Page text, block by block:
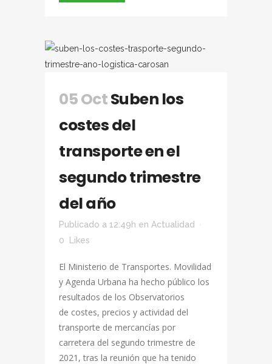
05 OctSuben los
costes del
transporte en el
segundo trimestre
del año
Publicado a 12:49h en Actualidad
0
Likes
El Ministerio de Transportes. Movilidad
y Agenda Urbana ha hecho público los
resultados de los Observatorios
de costes, precios y actividad del
transporte de mercancías por
carretera del segundo trimestre de
2021, tras la reunión que ha tenido